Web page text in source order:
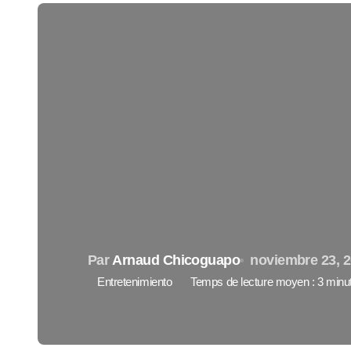
Par Arnaud Chicoguapo noviembre 23,
Entretenimiento Temps de lecture moyen : 3